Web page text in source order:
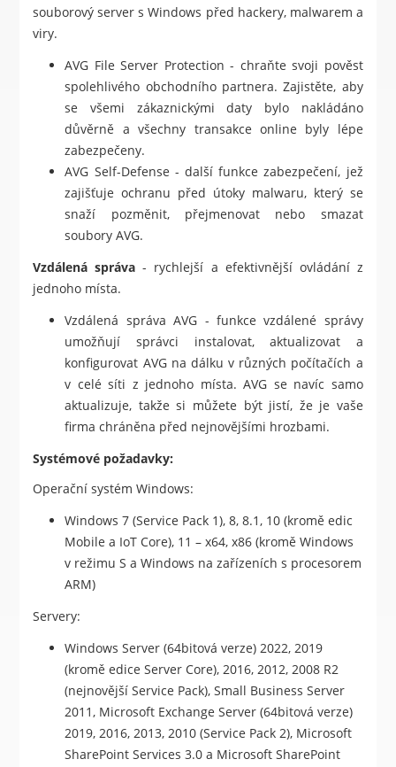
souborový server s Windows před hackery, malwarem a
viry.
AVG File Server Protection - chraňte svoji pověst
spolehlivého obchodního partnera. Zajistěte, aby
se všemi zákaznickými daty bylo nakládáno
důvěrně a všechny transakce online byly lépe
zabezpečeny.
AVG Self-Defense - další funkce zabezpečení, jež
zajišťuje ochranu před útoky malwaru, který se
snaží pozměnit, přejmenovat nebo smazat
soubory AVG.
Vzdálená správa - rychlejší a efektivnější ovládání z
jednoho místa.
Vzdálená správa AVG - funkce vzdálené správy
umožňují správci instalovat, aktualizovat a
konfigurovat AVG na dálku v různých počítačích a
v celé síti z jednoho místa. AVG se navíc samo
aktualizuje, takže si můžete být jistí, že je vaše
firma chráněna před nejnovějšími hrozbami.
Systémové požadavky:
Operační systém Windows:
Windows 7 (Service Pack 1), 8, 8.1, 10 (kromě edic
Mobile a IoT Core), 11 – x64, x86 (kromě Windows
v režimu S a Windows na zařízeních s procesorem
ARM)
Servery:
Windows Server (64bitová verze) 2022, 2019
(kromě edice Server Core), 2016, 2012, 2008 R2
(nejnovější Service Pack), Small Business Server
2011, Microsoft Exchange Server (64bitová verze)
2019, 2016, 2013, 2010 (Service Pack 2), Microsoft
SharePoint Services 3.0 a Microsoft SharePoint